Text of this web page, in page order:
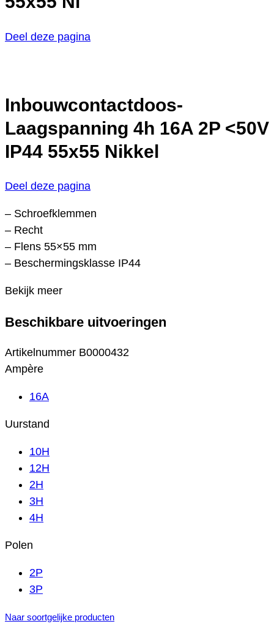
Deel deze pagina
Inbouwcontactdoos-
Laagspanning 4h 16A 2P <50V
IP44 55x55 Nikkel
Deel deze pagina
– Schroefklemmen
– Recht
– Flens 55×55 mm
– Beschermingsklasse IP44
Bekijk meer
Beschikbare uitvoeringen
Artikelnummer B0000432
Ampère
16A
Uurstand
10H
12H
2H
3H
4H
Polen
2P
3P
Naar soortgelijke producten